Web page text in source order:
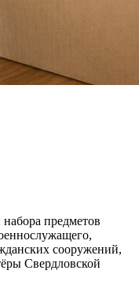
предметов
сооружений,
Свердловской